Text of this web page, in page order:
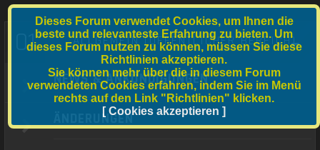
u
01 ALLGEMEIN (ÖFFENTLICHER BEREICH)
NEWS & ANKÜNDIGUNGEN
ÄNDERUNGEN
Dieses Forum verwendet Cookies, um Ihnen die
beste und relevanteste Erfahrung zu bieten. Um
dieses Forum nutzen zu können, müssen Sie diese
Richtlinien akzeptieren.
Sie können mehr über die in diesem Forum
verwendeten Cookies erfahren, indem Sie im Menü
rechts auf den Link "Richtlinien" klicken.
[ Cookies akzeptieren ]